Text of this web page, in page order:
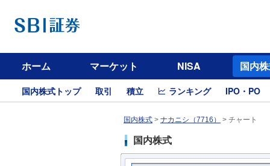
ホーム マーケット NISA 国内
国内株式トップ 取引 積立 ランキング IPO・PO
国内株式 > ナカニシ（7716） > チャート
国内株式